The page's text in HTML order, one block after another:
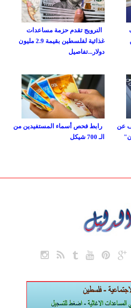
النرويج تقدم حزمة مساعدات
غذائية لفلسطين بقيمة 2.9 مليون
دولار...تفاصيل
رابط فحص أسماء المستفيدين من
الـ 700 شيكل
عن